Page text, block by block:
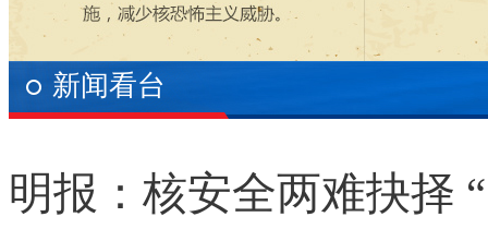
新闻看台
明报：核安全两难抉择